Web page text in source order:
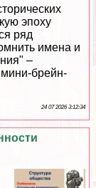
эпоху
ряд
имена и
–
брейн-
24 07 2026 3:12:34